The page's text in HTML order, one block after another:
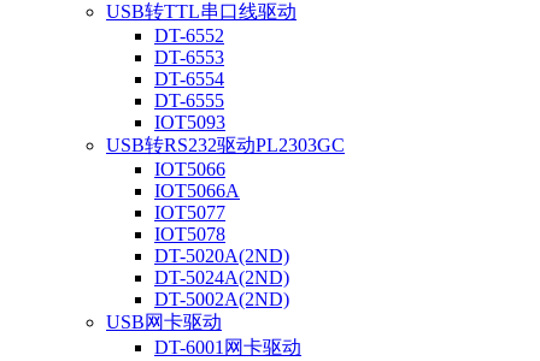
USB转TTL串口线驱动
DT-6552
DT-6553
DT-6554
DT-6555
IOT5093
USB转RS232驱动PL2303GC
IOT5066
IOT5066A
IOT5077
IOT5078
DT-5020A(2ND)
DT-5024A(2ND)
DT-5002A(2ND)
USB网卡驱动
DT-6001网卡驱动